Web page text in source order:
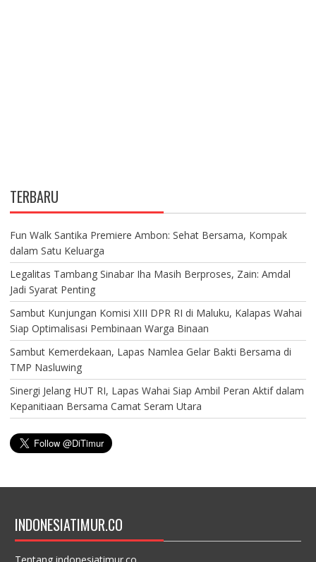
TERBARU
Fun Walk Santika Premiere Ambon: Sehat Bersama, Kompak
dalam Satu Keluarga
Legalitas Tambang Sinabar Iha Masih Berproses, Zain: Amdal
Jadi Syarat Penting
Sambut Kunjungan Komisi XIII DPR RI di Maluku, Kalapas Wahai
Siap Optimalisasi Pembinaan Warga Binaan
Sambut Kemerdekaan, Lapas Namlea Gelar Bakti Bersama di
TMP Nasluwing
Sinergi Jelang HUT RI, Lapas Wahai Siap Ambil Peran Aktif dalam
Kepanitiaan Bersama Camat Seram Utara
INDONESIATIMUR.CO